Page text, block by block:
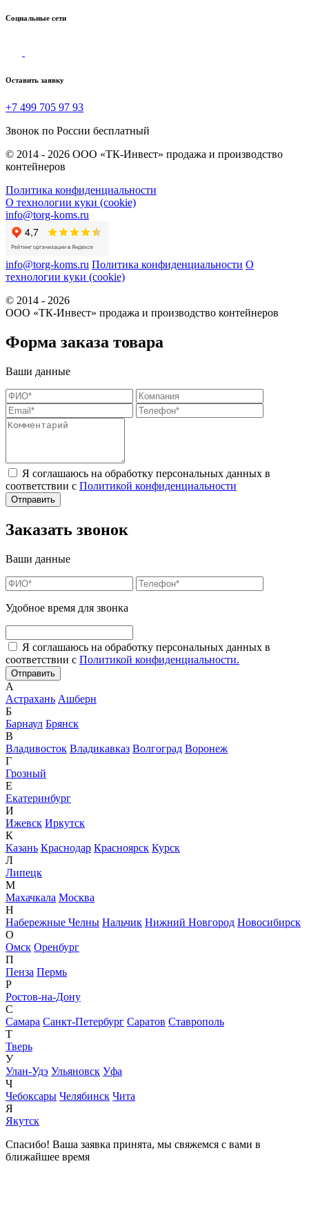
Социальные сети
Оставить заявку
+7 499 705 97 93
Звонок по России бесплатный
© 2014 - 2026 ООО «ТК-Инвест» продажа и производство
контейнеров
Политика конфиденциальности
О технологии куки (cookie)
info@torg-koms.ru
info@torg-koms.ru Политика конфиденциальности О
технологии куки (cookie)
© 2014 - 2026
ООО «ТК-Инвест» продажа и производство контейнеров
Форма заказа товара
Ваши данные
Я соглашаюсь на обработку персональных данных в
соответствии с Политикой конфиденциальности
Заказать звонок
Ваши данные
Удобное время для звонка
Я соглашаюсь на обработку персональных данных в
соответствии с Политикой конфиденциальности.
А
Астрахань Ашберн
Б
Барнаул Брянск
В
Владивосток Владикавказ Волгоград Воронеж
Г
Грозный
Е
Екатеринбург
И
Ижевск Иркутск
К
Казань Краснодар Красноярск Курск
Л
Липецк
М
Махачкала Москва
Н
Набережные Челны Нальчик Нижний Новгород Новосибирск
О
Омск Оренбург
П
Пенза Пермь
Р
Ростов-на-Дону
С
Самара Санкт-Петербург Саратов Ставрополь
Т
Тверь
У
Улан-Удэ Ульяновск Уфа
Ч
Чебоксары Челябинск Чита
Я
Якутск
Спасибо! Ваша заявка принята, мы свяжемся с вами в
ближайшее время